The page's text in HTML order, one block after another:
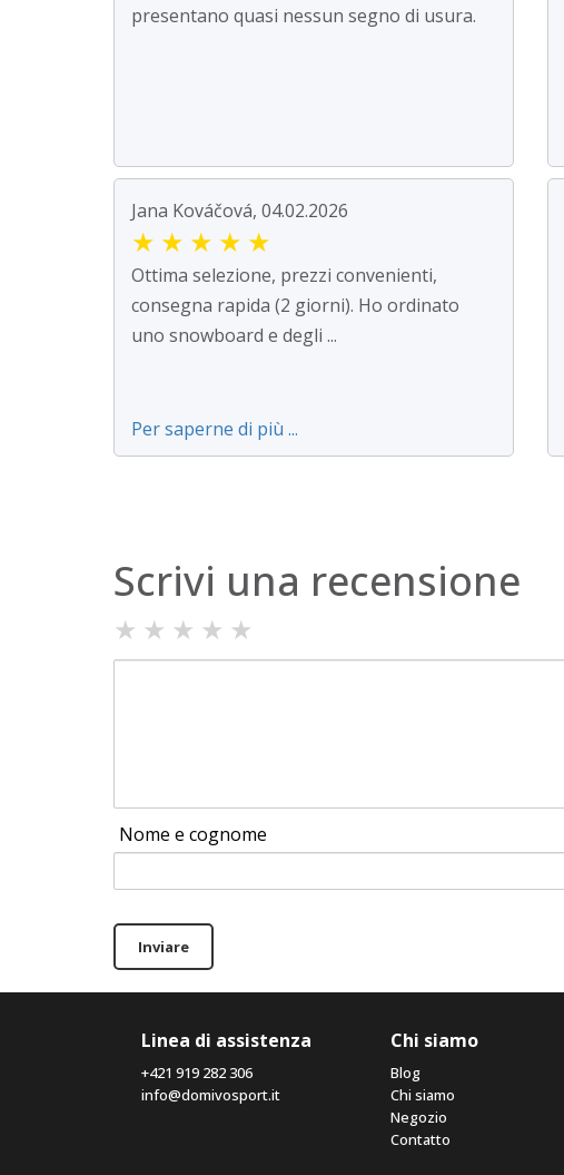
presentano quasi nessun segno di usura.
Jana Kováčová, 04.02.2026
★ ★ ★ ★ ★
Ottima selezione, prezzi convenienti,
consegna rapida (2 giorni). Ho ordinato
uno snowboard e degli ...
Per saperne di più ...
Scrivi una recensione
★ ★ ★ ★ ★
Nome e cognome
Inviare
Linea di assistenza
+421 919 282 306
info@domivosport.it
Chi siamo
Blog
Chi siamo
Negozio
Contatto